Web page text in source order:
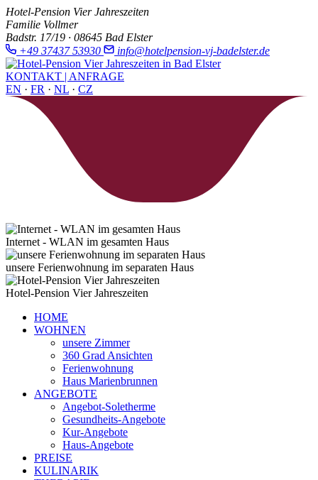
Hotel-Pension Vier Jahreszeiten
Familie Vollmer
Badstr. 17/19 · 08645 Bad Elster
+49 37437 53930
info@hotelpension-vj-badelster.de
KONTAKT | ANFRAGE
EN · FR · NL · CZ
Internet - WLAN im gesamten Haus
unsere Ferienwohnung im separaten Haus
Hotel-Pension Vier Jahreszeiten
HOME
WOHNEN
unsere Zimmer
360 Grad Ansichten
Ferienwohnung
Haus Marienbrunnen
ANGEBOTE
Angebot-Soletherme
Gesundheits-Angebote
Kur-Angebote
Haus-Angebote
PREISE
KULINARIK